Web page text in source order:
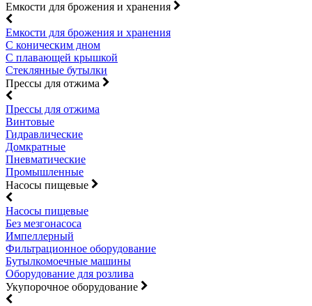
Емкости для брожения и хранения
Емкости для брожения и хранения
С коническим дном
С плавающей крышкой
Стеклянные бутылки
Прессы для отжима
Прессы для отжима
Винтовые
Гидравлические
Домкратные
Пневматические
Промышленные
Насосы пищевые
Насосы пищевые
Без мезгонасоса
Импеллерный
Фильтрационное оборудование
Бутылкомоечные машины
Оборудование для розлива
Укупорочное оборудование